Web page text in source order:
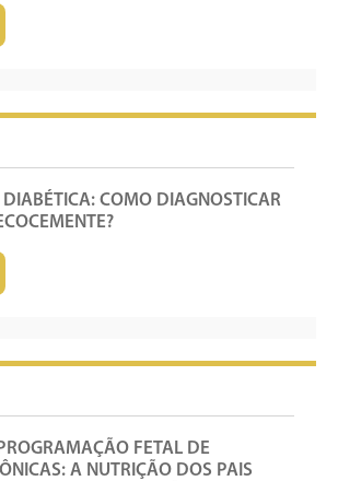
DIABÉTICA: COMO DIAGNOSTICAR
FETAL DE
A NUTRIÇÃO DOS PAIS